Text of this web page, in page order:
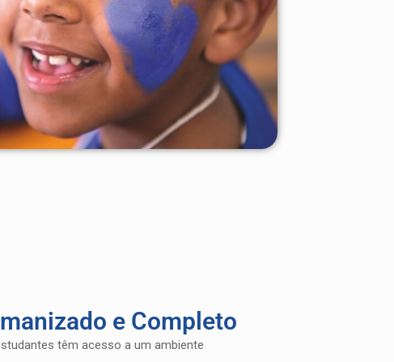
e Completo
têm acesso a um ambiente